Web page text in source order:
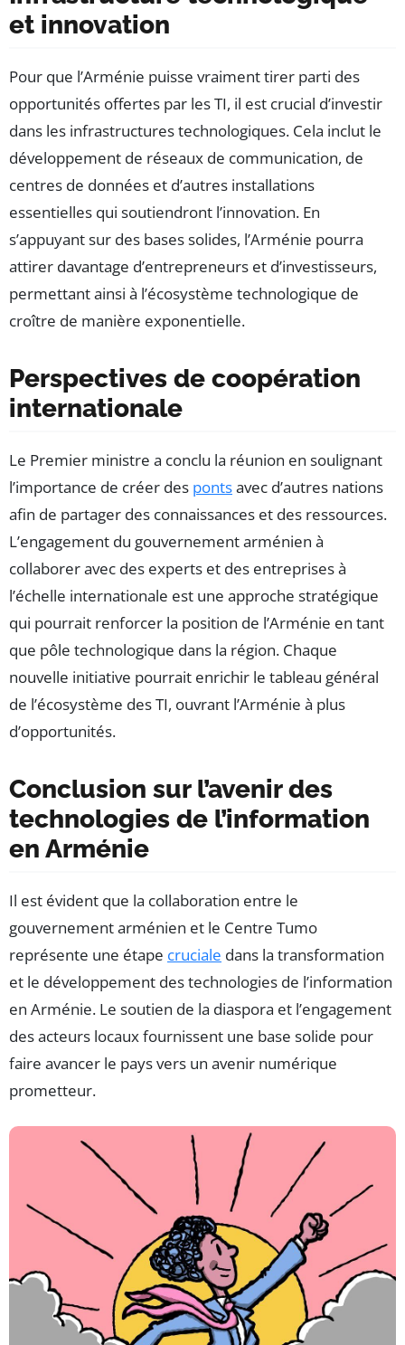
et innovation
Pour que l’Arménie puisse vraiment tirer parti des
opportunités offertes par les TI, il est crucial d’investir
dans les infrastructures technologiques. Cela inclut le
développement de réseaux de communication, de
centres de données et d’autres installations
essentielles qui soutiendront l’innovation. En
s’appuyant sur des bases solides, l’Arménie pourra
attirer davantage d’entrepreneurs et d’investisseurs,
permettant ainsi à l’écosystème technologique de
croître de manière exponentielle.
Perspectives de coopération
internationale
Le Premier ministre a conclu la réunion en soulignant
l’importance de créer des pontsavec d’autres nations
afin de partager des connaissances et des ressources.
L’engagement du gouvernement arménien à
collaborer avec des experts et des entreprises à
l’échelle internationale est une approche stratégique
qui pourrait renforcer la position de l’Arménie en tant
que pôle technologique dans la région. Chaque
nouvelle initiative pourrait enrichir le tableau général
de l’écosystème des TI, ouvrant l’Arménie à plus
d’opportunités.
Conclusion sur l’avenir des
technologies de l’information
en Arménie
Il est évident que la collaboration entre le
gouvernement arménien et le Centre Tumo
représente une étape cruciale dans la transformation
et le développement des technologies de l’information
en Arménie. Le soutien de la diaspora et l’engagement
des acteurs locaux fournissent une base solide pour
faire avancer le pays vers un avenir numérique
prometteur.